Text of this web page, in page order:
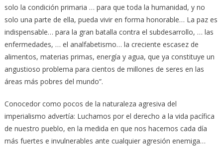
solo la condición primaria … para que toda la humanidad, y no
solo una parte de ella, pueda vivir en forma honorable… La paz es
indispensable… para la gran batalla contra el subdesarrollo, … las
enfermedades, … el analfabetismo… la creciente escasez de
alimentos, materias primas, energía y agua, que ya constituye un
angustioso problema para cientos de millones de seres en las
áreas más pobres del mundo”.
Conocedor como pocos de la naturaleza agresiva del
imperialismo advertía: Luchamos por el derecho a la vida pacífica
de nuestro pueblo, en la medida en que nos hacemos cada día
más fuertes e invulnerables ante cualquier agresión enemiga…